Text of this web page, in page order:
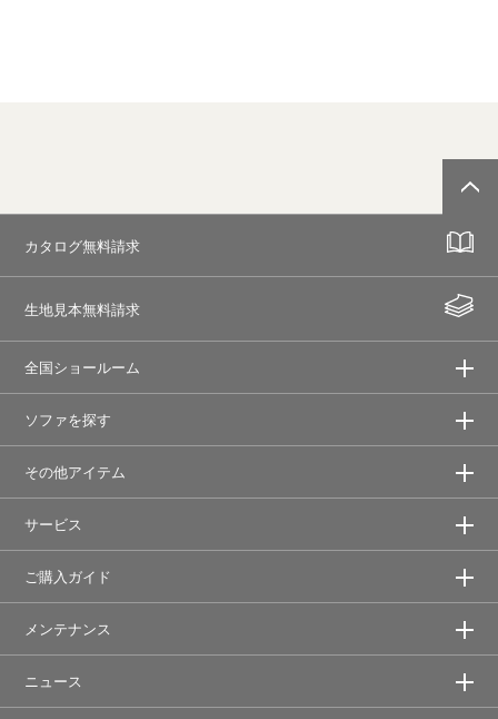
カタログ無料請求
生地見本無料請求
全国ショールーム
ソファを探す
その他アイテム
サービス
ご購入ガイド
メンテナンス
ニュース